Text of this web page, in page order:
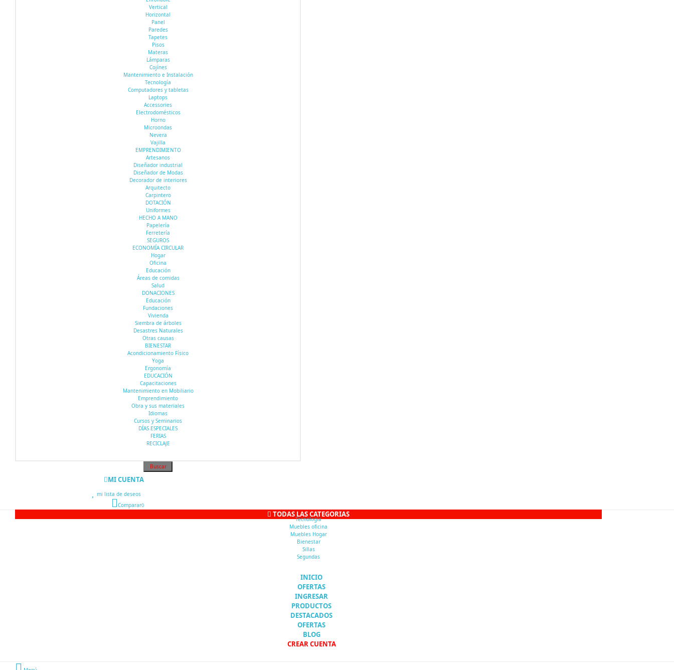
Vertical
Horizontal
Panel
Paredes
Tapetes
Pisos
Materas
Lámparas
Cojínes
Mantenimiento e Instalación
Tecnología
Computadores y tabletas
Laptops
Accessories
Electrodomésticos
Horno
Microondas
Nevera
Vajilla
EMPRENDIMIENTO
Artesanos
Diseñador industrial
Diseñador de Modas
Decorador de interiores
Arquitecto
Carpintero
DOTACIÓN
Uniformes
HECHO A MANO
Papelería
Ferretería
SEGUROS
ECONOMÍA CIRCULAR
Hogar
Oficina
Educación
Áreas de comidas
Salud
DONACIONES
Educación
Fundaciones
Vivienda
Siembra de árboles
Desastres Naturales
Otras causas
BIENESTAR
Acondicionamiento Físico
Yoga
Ergonomía
EDUCACIÓN
Capacitaciones
Mantenimiento en Mobiliario
Emprendimiento
Obra y sus materiales
Idiomas
Cursos y Seminarios
DÍAS ESPECIALES
FERIAS
RECICLAJE
Buscar
MI CUENTA
mi lista de deseos0
Comparar0
TODAS LAS CATEGORIAS
Tecnología
Muebles oficina
Muebles Hogar
Bienestar
Sillas
Segundas
INICIO
OFERTAS
INGRESAR
PRODUCTOS
DESTACADOS
OFERTAS
BLOG
CREAR CUENTA